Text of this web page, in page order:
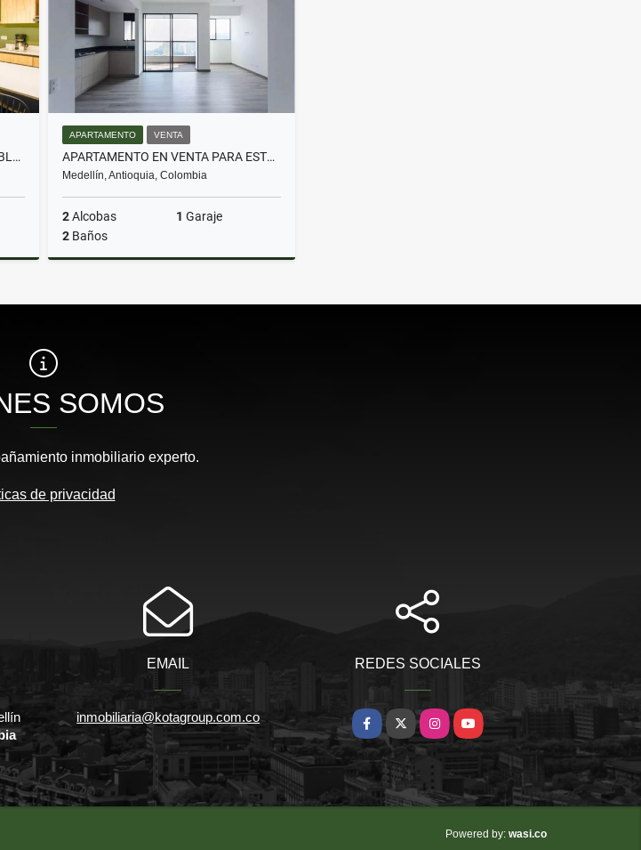
SE VENDE MODERNO HOTEL AMOBLADO EN LAURELES
APARTAMENTO VENTA
APARTAMENTO EN VENTA PARA ESTRENAR LAS PALMAS EL POBLADO
Medellín, Antioquia, Colombia
2Alcobas 1 Garaje
2 Baños
$580.000.000
SOMOS
inmobiliario experto.
de privacidad
EMAIL
inmobiliaria@kotagroup.com.co
REDES SOCIALES
Facebook
X InstagramYouTube
Powered by: wasi.co